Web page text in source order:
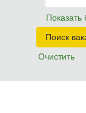
Очистить